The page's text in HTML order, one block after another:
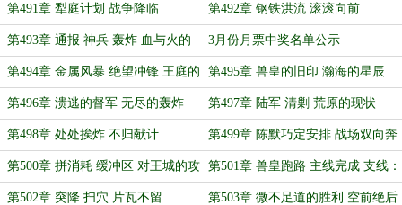
规划 考
第491章 犁庭计划 战争降临 第492章 钢铁洪流 滚滚向前
第493章 通报 神兵 轰炸 血与火的
要塞（万字大章求票）
3月份月票中奖名单公示
第494章 金属风暴 绝望冲锋 王庭的
沉默
第495章 兽皇的旧印 瀚海的星辰
第496章 溃逃的督军 无尽的轰炸 第497章 陆军 清剿 荒原的现状
第498章 处处挨炸 不归献计 第499章 陈默巧定安排 战场双向奔
赴（补）
第500章 拼消耗 缓冲区 对王城的攻
击试探
第501章 兽皇跑路 主线完成 支线：
冰雪战歌营地
第502章 突降 扫穴 片瓦不留 第503章 微不足道的胜利 空前绝后